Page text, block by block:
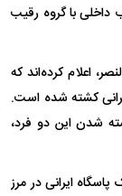
با گروه رقیب
اعلام کرده‌اند که
کشته شده است.
شدن این دو فرد،
به یک پاسگاه ایرانی در مرز